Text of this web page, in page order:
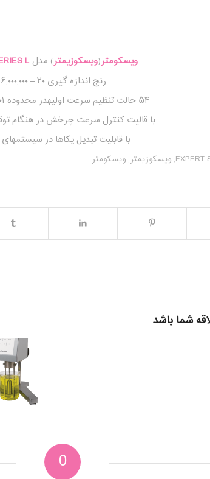
ویسکومتر(ویسکوزیمتر) مدل L
رنج اندازه گیری ۲۰ – ۶,۰۰۰,۰۰۰ cP
۵۴ حالت تنظیم سرعت اولیهدر محدوده ۰٫۰۱ to 200 r.p.m.
با قالیت کنترل سرعت چرخش در هنگام
با قابلیت تبدیل یکاها در سیستمهای SI و CGS
EXPERT
, ویسکوزیمتر, ویسکومتر
شما باشد
0